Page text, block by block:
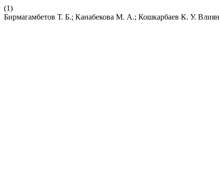
(1)
Бирмагамбетов Т. Б.; Канабекова М. А.; Кошкарбаев К. У.